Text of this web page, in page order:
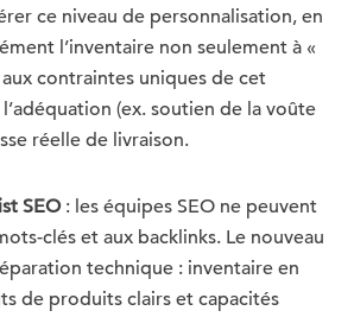
ce niveau de personnalisation, en
l’inventaire non seulement à «
aux contraintes uniques de cet
(ex. soutien de la voûte
réelle de livraison.
SEO: les équipes SEO ne peuvent
clés et aux backlinks. Le nouveau
technique : inventaire en
de produits clairs et capacités